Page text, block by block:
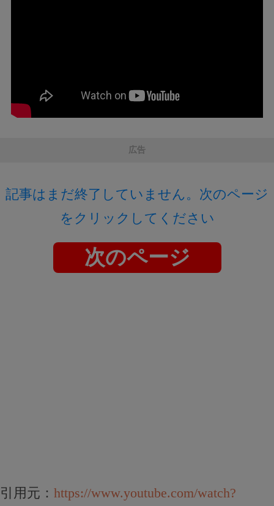
広告
記事はまだ終了していません。次のページ
をクリックしてください
次のページ
引用元： https://www.youtube.com/watch?